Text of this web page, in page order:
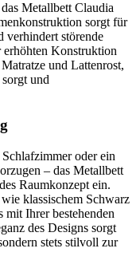
Metallbett Claudia
sorgt für
verhindert störende
erhöhten Konstruktion
und Lattenrost,
und
oder ein
– das Metallbett
Raumkonzept ein.
klassischem Schwarz
mit Ihrer bestehenden
des Designs sorgt
stets stilvoll zur